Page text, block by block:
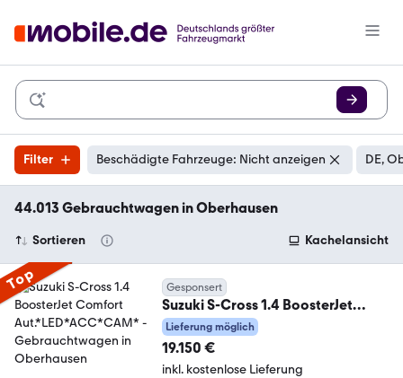
Filter Beschädigte Fahrzeuge: Nicht anzeigen DE,
44.013 Gebrauchtwagen in Oberhausen
Sortieren Kachelansicht
Top Gesponsert
Suzuki S-Cross 1.4 BoosterJet
Comfort Aut.*LED*ACC*CAM*
Lieferung möglich
19.150 €
inkl. kostenlose Lieferung